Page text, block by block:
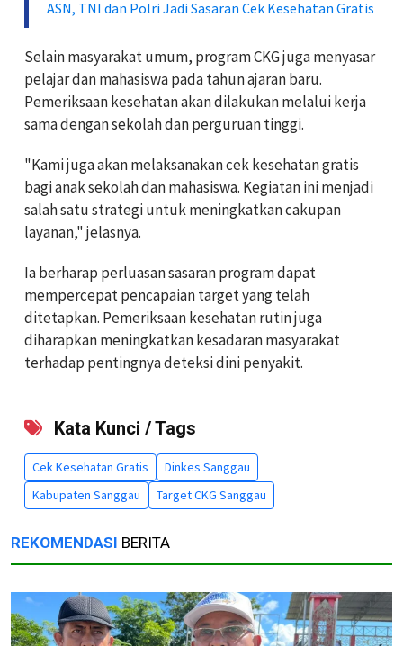
ASN, TNI dan Polri Jadi Sasaran Cek Kesehatan Gratis
Selain masyarakat umum, program CKG juga menyasar
pelajar dan mahasiswa pada tahun ajaran baru.
Pemeriksaan kesehatan akan dilakukan melalui kerja
sama dengan sekolah dan perguruan tinggi.
"Kami juga akan melaksanakan cek kesehatan gratis
bagi anak sekolah dan mahasiswa. Kegiatan ini menjadi
salah satu strategi untuk meningkatkan cakupan
layanan," jelasnya.
Ia berharap perluasan sasaran program dapat
mempercepat pencapaian target yang telah
ditetapkan. Pemeriksaan kesehatan rutin juga
diharapkan meningkatkan kesadaran masyarakat
terhadap pentingnya deteksi dini penyakit.
Kata Kunci / Tags
Cek Kesehatan Gratis
Dinkes Sanggau
Kabupaten Sanggau
Target CKG Sanggau
REKOMENDASI BERITA